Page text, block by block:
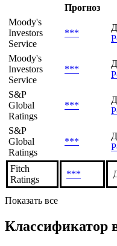
Прогноз
Moody's
Investors
Service
***
Moody's
Investors
Service
***
S&P
Global
Ratings
***
S&P
Global
Ratings
***
Fitch
Ratings
***
Показать все
Классификатор